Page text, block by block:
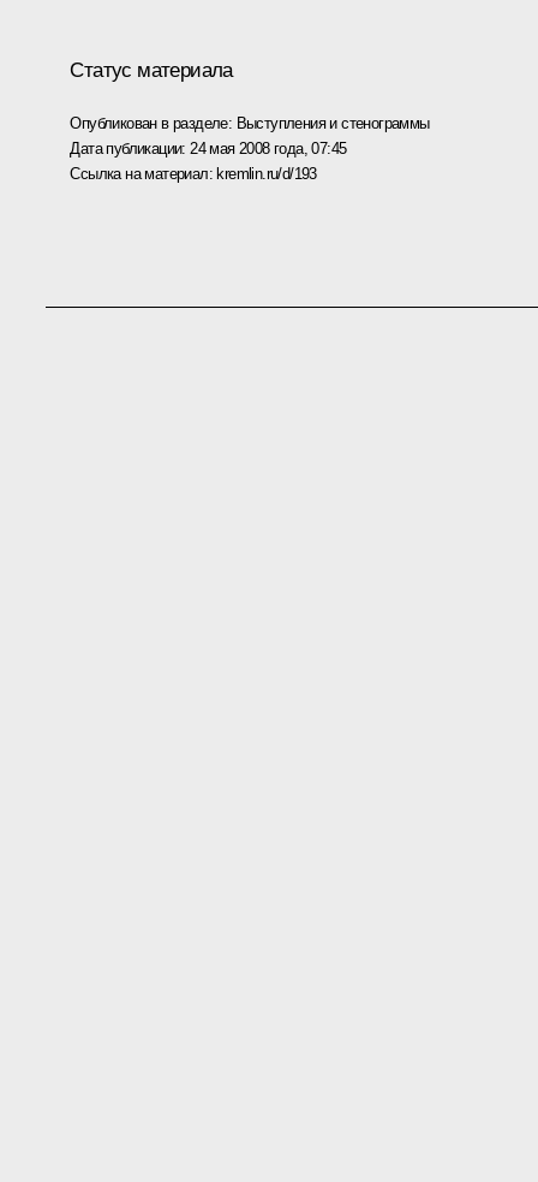
Статус материала
Опубликован в разделе: Выступления и стенограммы
Дата публикации: 24 мая 2008 года, 07:45
Ссылка на материал:kremlin.ru/d/193